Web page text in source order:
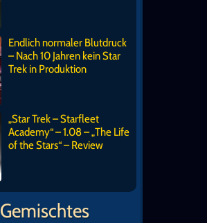
Endlich normaler Blutdruck
– Nach 10 Jahren kein Star
Trek in Produktion
„Star Trek – Starfleet
Academy“ – 1.08 – „The Life
of the Stars“ – Review
Gemischtes